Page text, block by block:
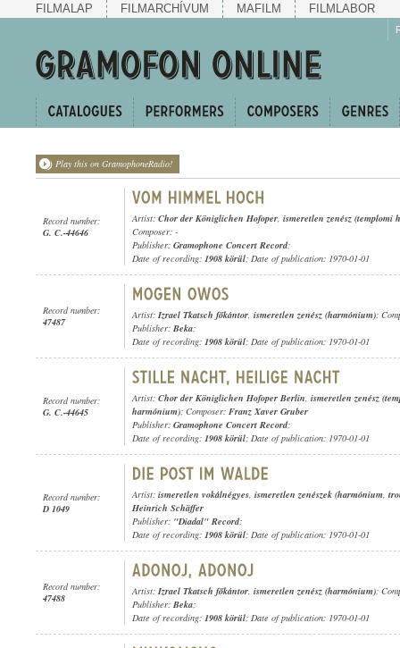
FILMALAP FILMARCHÍVUM MAFILM FILMLABOR
Play this on GramophoneRadio!
Record number:
G. C.-44646
Artist: Chor der Königlichen Hofoper, ismeretlen zenész (templomi
Composer: -
Publisher: Gramophone Concert Record;
Date of recording: 1908 körül; Date of publication: 1970-01-01
Record number:
47487
Artist: Izrael Tkatsch főkántor, ismeretlen zenész (harmónium);
Publisher: Beka;
Date of recording: 1908 körül; Date of publication: 1970-01-01
Record number:
G. C.-44645
Artist: Chor der Königlichen Hofoper Berlin, ismeretlen zenész
harmónium); Composer: Franz Xaver Gruber
Publisher: Gramophone Concert Record;
Date of recording: 1908 körül; Date of publication: 1970-01-01
Record number:
D 1049
Artist: ismeretlen vokálnégyes, ismeretlen zenészek (harmónium,
Heinrich Schäffer
Publisher: "Diadal" Record;
Date of recording: 1908 körül; Date of publication: 1970-01-01
Record number:
47488
Artist: Izrael Tkatsch főkántor, ismeretlen zenész (harmónium);
Publisher: Beka;
Date of recording: 1908 körül; Date of publication: 1970-01-01